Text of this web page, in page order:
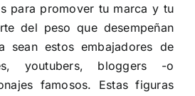
para promover tu marca y tu
del peso que desempeñan
sean estos embajadores de
youtubers, bloggers -o
famosos. Estas figuras